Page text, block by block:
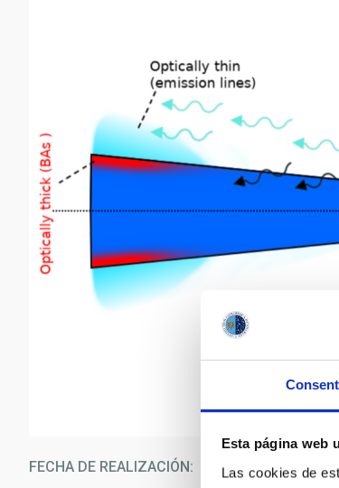
Esta página web
Las cookies de
FECHA DE REALIZACIÓN